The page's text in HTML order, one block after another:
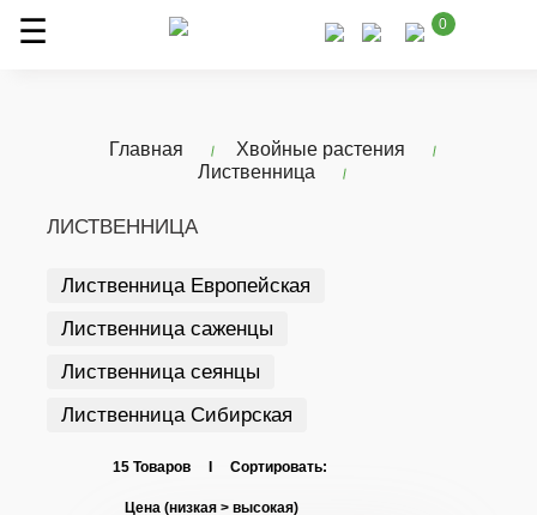
0
Главная
Хвойные растения
Лиственница
ЛИСТВЕННИЦА
Лиственница Европейская
Лиственница саженцы
Лиственница сеянцы
Лиственница Сибирская
15 Товаров I Сортировать: